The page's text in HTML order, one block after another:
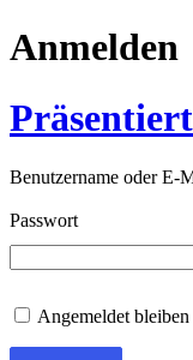
Anmelden
Benutzername oder E-
Passwort
Angemeldet bleiben